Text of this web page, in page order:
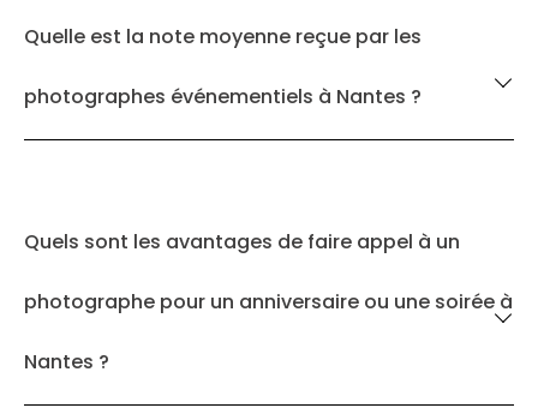
Quelle est la note moyenne reçue par les
photographes événementiels à Nantes ?
Quels sont les avantages de faire appel à un
photographe pour un anniversaire ou une soirée à
Nantes ?